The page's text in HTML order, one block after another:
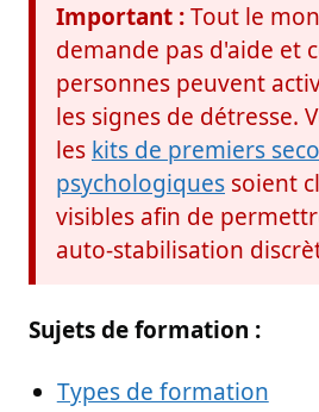
Important :Tout le
demande pas d'aide et
personnes peuvent
les signes de détresse.
les kits de premiers
psychologiques soient
visibles afin de
auto-stabilisation
Sujets de formation :
Types de formation en